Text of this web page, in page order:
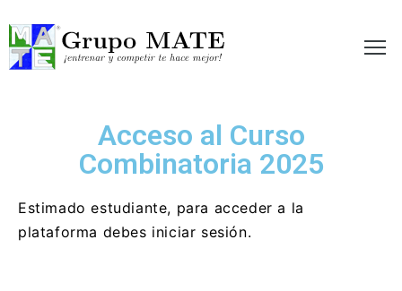
te hace mejor!
Acceso al Curso
Combinatoria 2025
Estimado estudiante, para acceder a la
plataforma debes iniciar sesión.